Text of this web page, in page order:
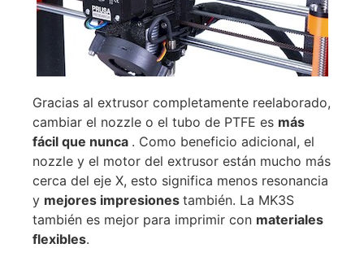
Gracias al extrusor completamente reelaborado,
cambiar el nozzle o el tubo de PTFE es más
fácil que nunca . Como beneficio adicional, el
nozzle y el motor del extrusor están mucho más
cerca del eje X, esto significa menos resonancia
y mejores impresiones también. La MK3S
también es mejor para imprimir con materiales
flexibles.